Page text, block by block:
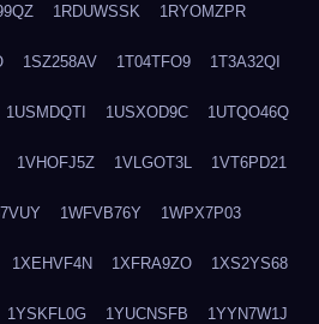
1RDUWSSK 1RYOMZPR
1SZ258AV 1T04TFO9 1T3A32QI
1USMDQTI 1USXOD9C 1UTQO46Q
1VHOFJ5Z 1VLGOT3L 1VT6PD21
1WFVB76Y 1WPX7P03
1XEHVF4N 1XFRA9ZO 1XS2YS68
1YSKFL0G 1YUCNSFB 1YYN7W1J